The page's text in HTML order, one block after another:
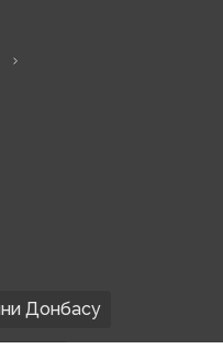
Донбасу